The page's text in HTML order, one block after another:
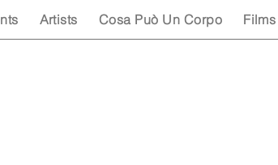
Artists Cosa Può Un Corpo Films